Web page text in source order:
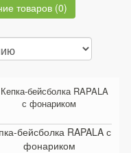
товаров (0)
бейсболка RAPALA с
фонариком